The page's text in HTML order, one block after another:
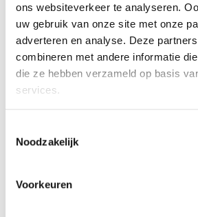
ons websiteverkeer te analyseren.
uw gebruik van onze site met onze
adverteren en analyse. Deze
combineren met andere informatie
die ze hebben verzameld op basis
services.
Noodzakelijk
VoorkeurenPANAMA ROOD